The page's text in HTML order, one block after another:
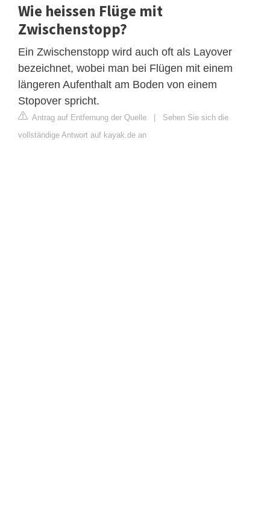
Wie heissen Flüge mit
Zwischenstopp?
Ein Zwischenstopp wird auch oft als Layover
bezeichnet, wobei man bei Flügen mit einem
längeren Aufenthalt am Boden von einem
Stopover spricht.
Antrag auf Entfernung der Quelle | Sehen Sie sich die
vollständige Antwort auf kayak.de an